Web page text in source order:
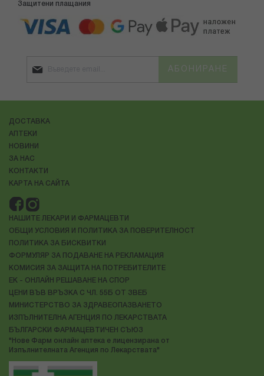
Защитени плащания
АБОНИРАНЕ
ДОСТАВКА
АПТЕКИ
НОВИНИ
ЗА НАС
КОНТАКТИ
КАРТА НА САЙТА
НАШИТЕ ЛЕКАРИ И ФАРМАЦЕВТИ
ОБЩИ УСЛОВИЯ И ПОЛИТИКА ЗА ПОВЕРИТЕЛНОСТ
ПОЛИТИКА ЗА БИСКВИТКИ
ФОРМУЛЯР ЗА ПОДАВАНЕ НА РЕКЛАМАЦИЯ
КОМИСИЯ ЗА ЗАЩИТА НА ПОТРЕБИТЕЛИТЕ
ЕК - ОНЛАЙН РЕШАВАНЕ НА СПОР
ЦЕНИ ВЪВ ВРЪЗКА С ЧЛ. 55Б ОТ ЗВЕБ
МИНИСТЕРСТВО ЗА ЗДРАВЕОПАЗВАНЕТО
ИЗПЪЛНИТЕЛНА АГЕНЦИЯ ПО ЛЕКАРСТВАТА
БЪЛГАРСКИ ФАРМАЦЕВТИЧЕН СЪЮЗ
"Нове Фарм онлайн аптека е лицензирана от
Изпълнителната Агенция по Лекарствата"